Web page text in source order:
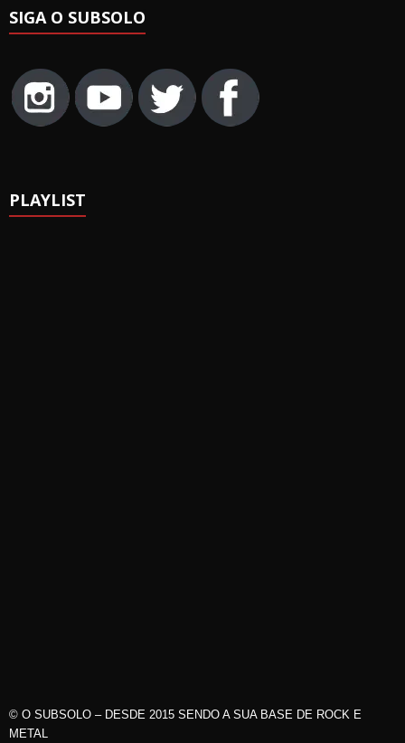
SIGA O SUBSOLO
PLAYLIST
© O SUBSOLO – DESDE 2015 SENDO A SUA BASE DE ROCK E
METAL